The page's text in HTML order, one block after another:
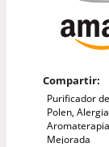
Compartir:
Purificador
Polen,
Mejorada